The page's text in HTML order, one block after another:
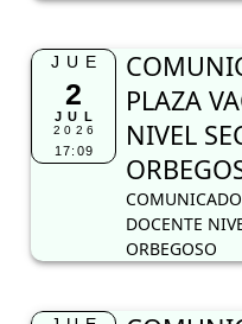
JUE
2
JUL
2026
17:09
PLAZA
NIVEL
DOCENTE
ORBEGOSO